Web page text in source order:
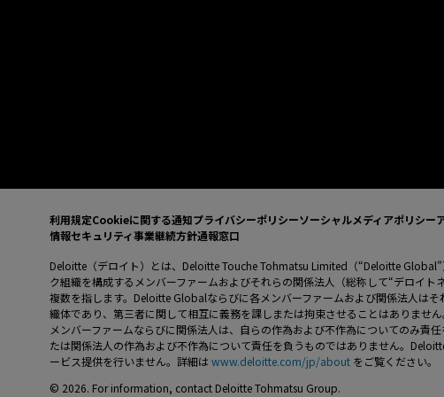
利用規定Cookieに関する通知プライバシーポリシーソーシャルメディアポリシー
情報セキュリティ事業継続方針通報窓口
Deloitte（デロイト）とは、Deloitte Touche Tohmatsu Limited（“Deloitte
ク組織を構成するメンバーファームおよびそれらの関係法人（総称して“デロイト
複数を指します。Deloitte Globalならびに各メンバーファームおよび関係法人は
織体であり、第三者に関して相互に義務を課しまたは拘束させることはありませ
メンバーファームならびに関係法人は、自らの作為および不作為についてのみ責
たは関係法人の作為および不作為について責任を負うものではありません。
ービス提供を行いません。詳細は www.deloitte.com/jp/about をご覧ください。
© 2026. For information, contact Deloitte Tohmatsu Group.